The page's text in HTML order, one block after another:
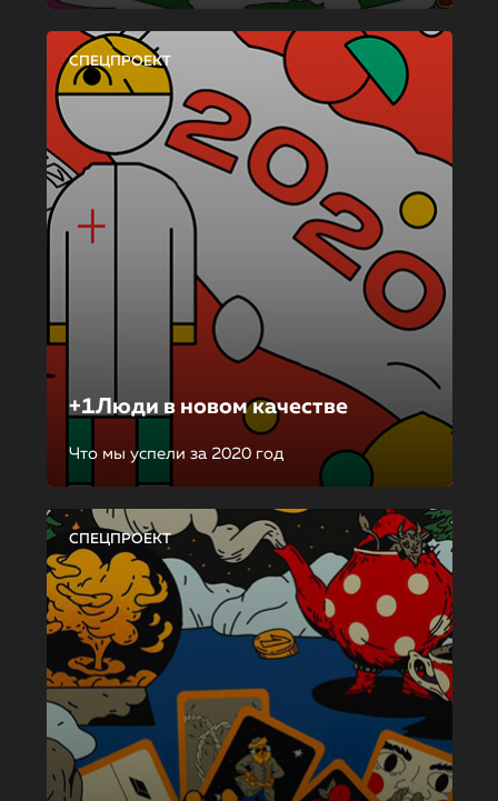
СПЕЦПРОЕКТ
+1Люди в новом качестве
Что мы успели за 2020 год
СПЕЦПРОЕКТ